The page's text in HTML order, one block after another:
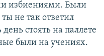
избиениями. Были
не так ответил
стоять на паллете
были на учениях.